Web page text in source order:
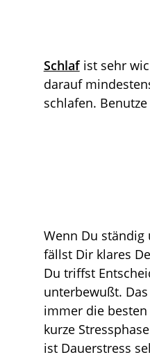
Schlafist sehr
darauf
schlafen.
Wenn Du ständig
fällst Dir klares
Du triffst
unterbewußt.
immer die
kurze
ist Dauerstress